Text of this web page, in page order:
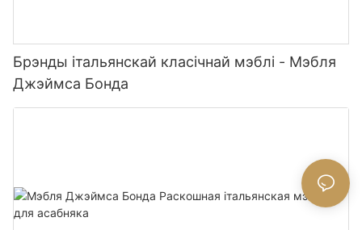
Брэнды італьянскай класічнай мэблі - Мэбля
Джэймса Бонда